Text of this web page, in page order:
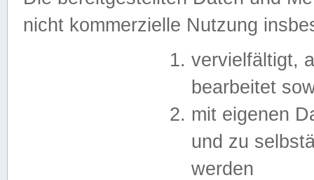
nicht kommerzielle Nutzung
vervielfältigt,
bearbeitet
mit eigenen
und zu
werden